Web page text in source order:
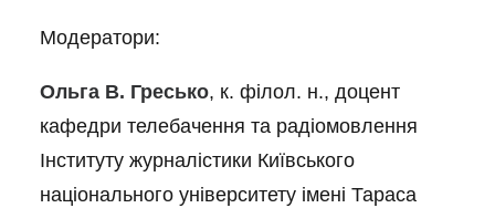
Модератори:
Ольга В. Гресько, к. філол. н., доцент
кафедри телебачення та радіомовлення
Інституту журналістики Київського
національного університету імені Тараса